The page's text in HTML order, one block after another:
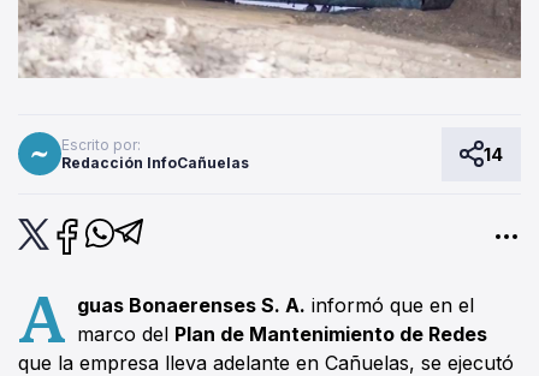
Escrito por:
Redacción InfoCañuelas
14
A guas Bonaerenses S. A. informó que en el
marco del Plan de Mantenimiento de Redes
que la empresa lleva adelante en Cañuelas, se ejecutó